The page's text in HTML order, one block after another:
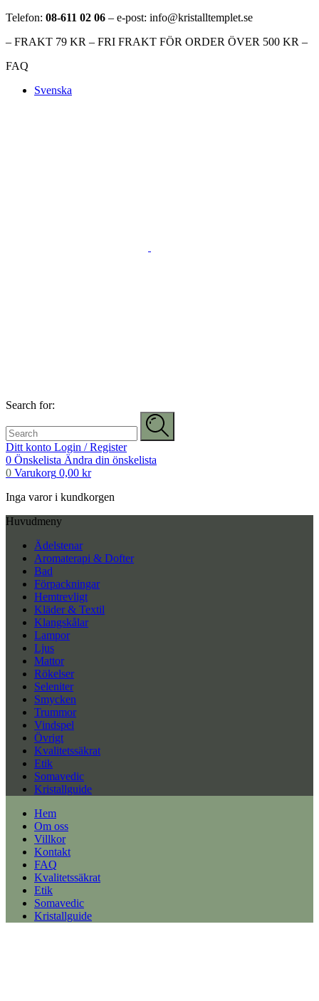
Telefon: 08-611 02 06 – e-post: info@kristalltemplet.se
– FRAKT 79 KR – FRI FRAKT FÖR ORDER ÖVER 500 KR –
FAQ
Svenska
Search for:
Ditt konto Login / Register
0 Önskelista Ändra din önskelista
0 Varukorg 0,00 kr
Inga varor i kundkorgen
Huvudmeny
Ädelstenar
Aromaterapi & Dofter
Bad
Förpackningar
Hemtrevligt
Kläder & Textil
Klangskålar
Lampor
Ljus
Mattor
Rökelser
Seleniter
Smycken
Trummor
Vindspel
Övrigt
Kvalitetssäkrat
Etik
Somavedic
Kristallguide
Hem
Om oss
Villkor
Kontakt
FAQ
Kvalitetssäkrat
Etik
Somavedic
Kristallguide